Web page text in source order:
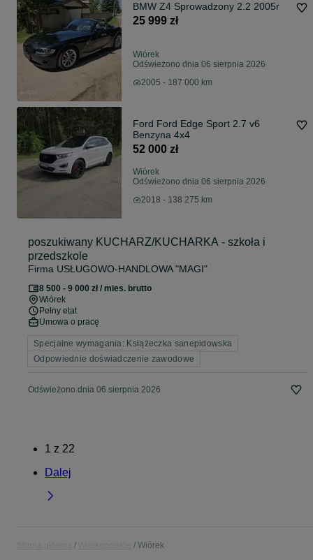
BMW Z4 Sprowadzony 2.2 2005r
25 999 zł
Wiórek
Odświeżono dnia 06 sierpnia 2026
2005 - 187 000 km
Ford Ford Edge Sport 2.7 v6
Benzyna 4x4
52 000 zł
Wiórek
Odświeżono dnia 06 sierpnia 2026
2018 - 138 275 km
poszukiwany KUCHARZ/KUCHARKA - szkoła i
przedszkole
Firma USŁUGOWO-HANDLOWA "MAGI"
8 500 - 9 000 zł / mies. brutto
Wiórek
Pełny etat
Umowa o pracę
Specjalne wymagania: Książeczka sanepidowska
Odpowiednie doświadczenie zawodowe
Odświeżono dnia 06 sierpnia 2026
1 z 22
Dalej
Wiórek